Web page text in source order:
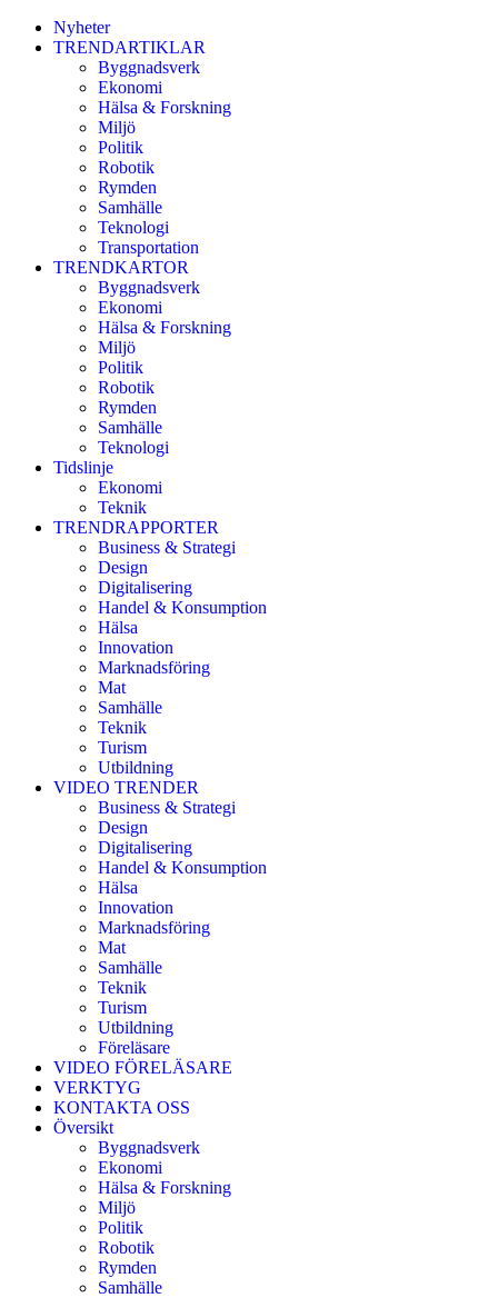
Nyheter
TRENDARTIKLAR
Byggnadsverk
Ekonomi
Hälsa & Forskning
Miljö
Politik
Robotik
Rymden
Samhälle
Teknologi
Transportation
TRENDKARTOR
Byggnadsverk
Ekonomi
Hälsa & Forskning
Miljö
Politik
Robotik
Rymden
Samhälle
Teknologi
Tidslinje
Ekonomi
Teknik
TRENDRAPPORTER
Business & Strategi
Design
Digitalisering
Handel & Konsumption
Hälsa
Innovation
Marknadsföring
Mat
Samhälle
Teknik
Turism
Utbildning
VIDEO TRENDER
Business & Strategi
Design
Digitalisering
Handel & Konsumption
Hälsa
Innovation
Marknadsföring
Mat
Samhälle
Teknik
Turism
Utbildning
Föreläsare
VIDEO FÖRELÄSARE
VERKTYG
KONTAKTA OSS
Översikt
Byggnadsverk
Ekonomi
Hälsa & Forskning
Miljö
Politik
Robotik
Rymden
Samhälle